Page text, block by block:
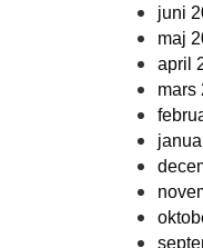
juni
maj
april
mars